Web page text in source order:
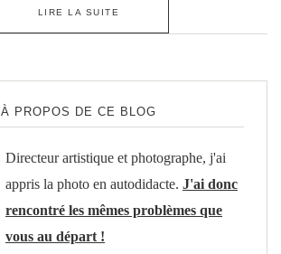
LIRE LA SUITE
À PROPOS DE CE BLOG
Directeur artistique et photographe, j'ai
appris la photo en autodidacte. J'ai donc
rencontré les mêmes problèmes que
vous au départ !